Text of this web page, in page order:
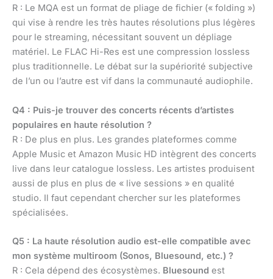
R : Le MQA est un format de pliage de fichier (« folding »)
qui vise à rendre les très hautes résolutions plus légères
pour le streaming, nécessitant souvent un dépliage
matériel. Le FLAC Hi-Res est une compression lossless
plus traditionnelle. Le débat sur la supériorité subjective
de l’un ou l’autre est vif dans la communauté audiophile.
Q4 : Puis-je trouver des concerts récents d’artistes
populaires en haute résolution ?
R : De plus en plus. Les grandes plateformes comme
Apple Music et Amazon Music HD intègrent des concerts
live dans leur catalogue lossless. Les artistes produisent
aussi de plus en plus de « live sessions » en qualité
studio. Il faut cependant chercher sur les plateformes
spécialisées.
Q5 : La haute résolution audio est-elle compatible avec
mon système multiroom (Sonos, Bluesound, etc.) ?
R : Cela dépend des écosystèmes. Bluesound est